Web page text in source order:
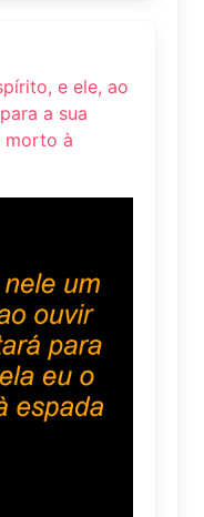
e ele, ao
a sua
morto à